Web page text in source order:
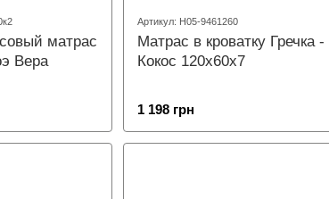
матрас
Вера
Артикул: Н05-9461260
Матрас в кроватку Гречка -
Кокос 120х60х7
1 198 грн